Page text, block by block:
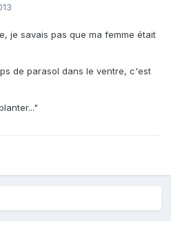
je savais pas que ma femme était
de parasol dans le ventre, c'est